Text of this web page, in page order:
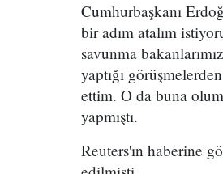
Cumhurbaşkanı
bir adım atalım
savunma
yaptığı
ettim. O da buna
yapmıştı.
Reuters'ın haberine